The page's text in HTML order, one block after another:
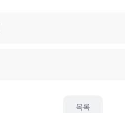
목록